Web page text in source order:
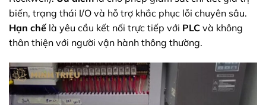
biến, trạng thái I/O và hỗ trợ khắc phục lỗi chuyên sâu.
Hạn chế là yêu cầu kết nối trực tiếp với PLC và không
thân thiện với người vận hành thông thường.